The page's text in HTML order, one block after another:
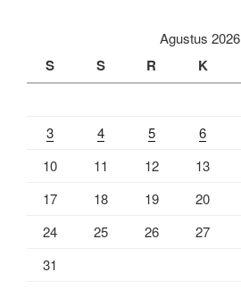
Agustus 2026
S S R K
3
4 5 6
10
11 12 13
17
18 19 20
24
25 26 27
31